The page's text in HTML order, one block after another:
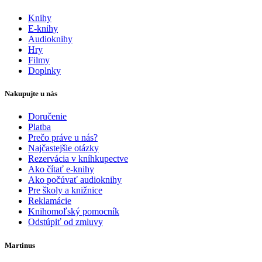
Knihy
E-knihy
Audioknihy
Hry
Filmy
Doplnky
Nakupujte u nás
Doručenie
Platba
Prečo práve u nás?
Najčastejšie otázky
Rezervácia v kníhkupectve
Ako čítať e-knihy
Ako počúvať audioknihy
Pre školy a knižnice
Reklamácie
Knihomoľský pomocník
Odstúpiť od zmluvy
Martinus